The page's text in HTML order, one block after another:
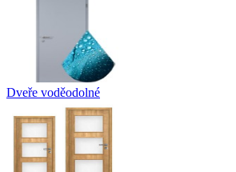
Dveře voděodolné